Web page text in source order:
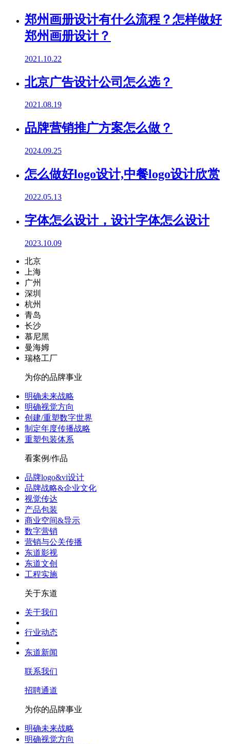
郑州画册设计有什么流程？怎样做好
郑州画册设计？
2021.10.22
北京广告设计公司怎么选？
2021.08.19
品牌营销推广方案怎么做？
2024.09.25
怎么做好logo设计,中餐logo设计欣赏
2022.05.13
字体怎么设计，设计字体怎么设计
2023.10.09
北京
上海
广州
深圳
杭州
青岛
长沙
慕尼黑
曼海姆
瑞格工厂
为你的品牌事业
明确未来战略
明确视觉方向
创建/重塑数字世界
制定年度传播战略
重塑包装体系
看案例/作品
品牌logo&vi设计
品牌战略&企业文化
视觉传达
产品包装
商业空间&导示
数字营销
营销与公关传播
东道影视
东道文创
工程实施
关于东道
关于我们
行业动态
东道新闻
联系我们
招聘通道
为你的品牌事业
明确未来战略
明确视觉方向